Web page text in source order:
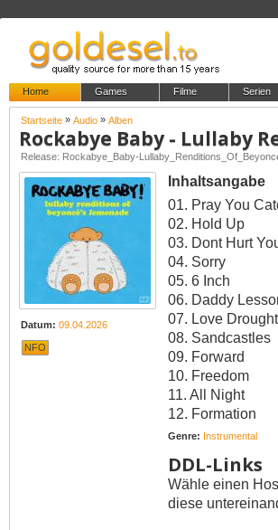
Home Games Filme Serien
Startseite » Audio » Alben
Release: Rockabye_Baby-
Datum: 09.04.2026
NFO
Inhaltsangabe
01. Pray You
02. Hold Up
03. Dont Hurt
04. Sorry
05. 6 Inch
06. Daddy
07. Love Drought
08. Sandcastles
09. Forward
10. Freedom
11. All Night
12. Formation
Genre: Instrumental
DDL-Links
Wähle einen
diese